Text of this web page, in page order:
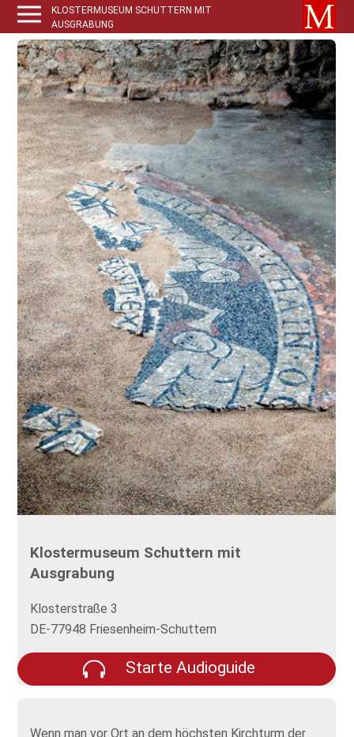
KLOSTERMUSEUM SCHUTTERN MIT
AUSGRABUNG
Klostermuseum Schuttern mit
Ausgrabung
Klosterstraße 3
DE-77948 Friesenheim-Schuttern
Starte Audioguide
Wenn man vor Ort an dem höchsten Kirchturm der